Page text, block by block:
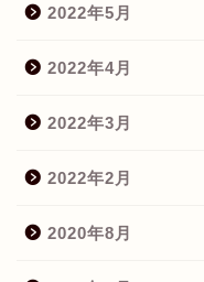
2022年5月
2022年4月
2022年3月
2022年2月
2020年8月